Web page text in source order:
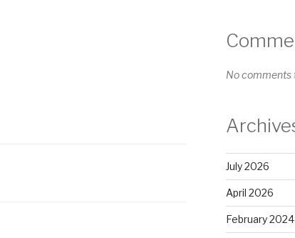
No comments
July 2026
April 2026
February 2024